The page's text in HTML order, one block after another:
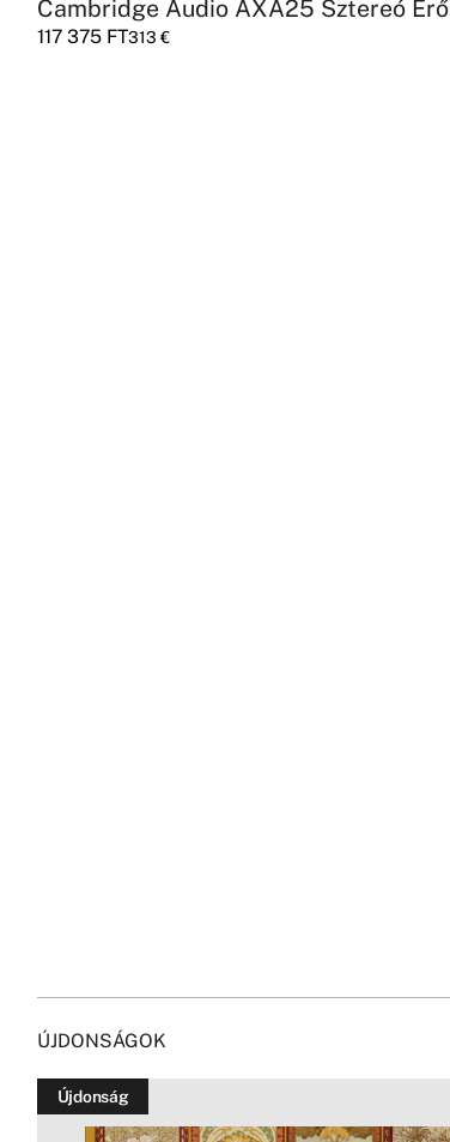
Cambridge Audio AXA25 Sztereó
117 375 FT313€
ÚJDONSÁGOK
Újdonság